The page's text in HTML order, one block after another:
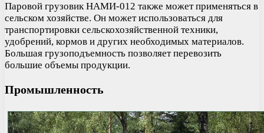
Паровой грузовик НАМИ-012 также может применяться в
сельском хозяйстве. Он может использоваться для
транспортировки сельскохозяйственной техники,
удобрений, кормов и других необходимых материалов.
Большая грузоподъемность позволяет перевозить
большие объемы продукции.
Промышленность